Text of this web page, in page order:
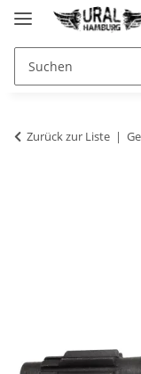
Zurück zur Liste